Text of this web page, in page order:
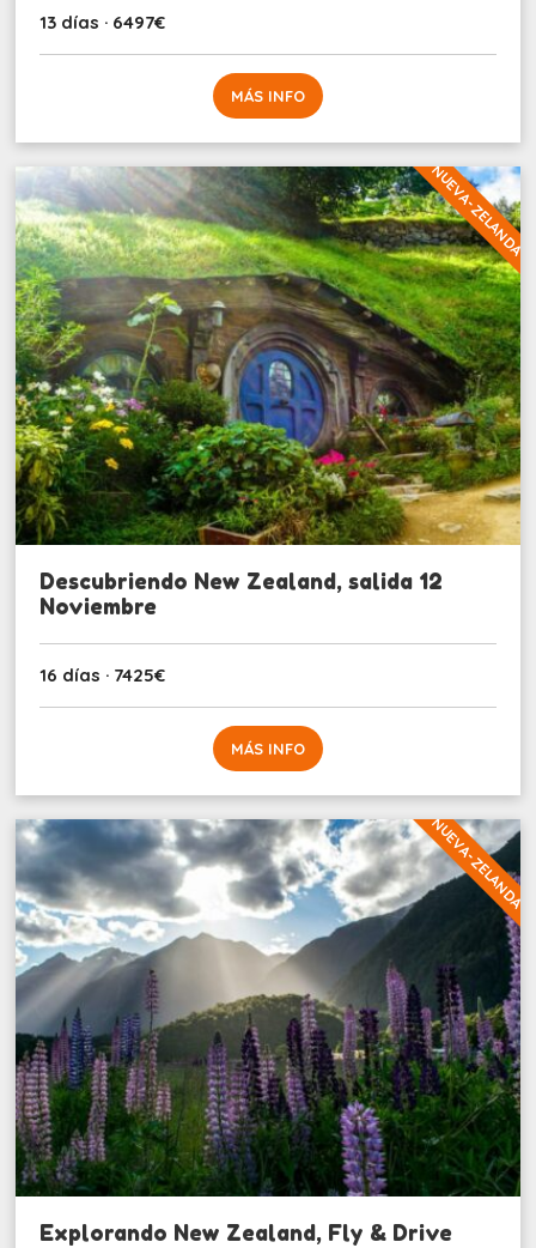
13 días · 6497€
MÁS INFO
NUEVA-ZELANDA
Descubriendo New Zealand, salida 12
Noviembre
16 días · 7425€
MÁS INFO
NUEVA-ZELANDA
Explorando New Zealand, Fly & Drive